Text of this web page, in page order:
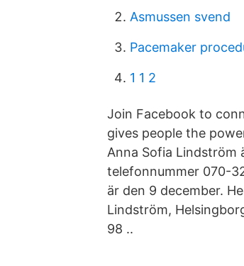
Asmussen svend
Pacemaker
1 1 2
Join Facebook to
gives people the
Anna Sofia Lindström
telefonnummer 070-
är den 9 december.
Lindström,
98 ..